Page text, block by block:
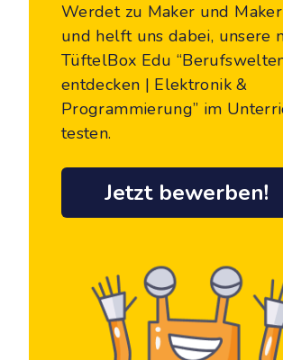
Werdet zu Maker und
und helft uns dabei, unsere
TüftelBox Edu
entdecken | Elektronik &
Programmierung” im
testen.
Jetzt bewerben!